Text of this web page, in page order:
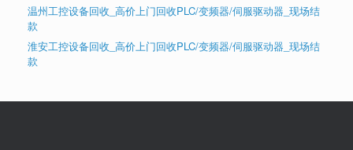
温州工控设备回收_高价上门回收PLC/变频器/伺服驱动器_现场结
款
淮安工控设备回收_高价上门回收PLC/变频器/伺服驱动器_现场结
款